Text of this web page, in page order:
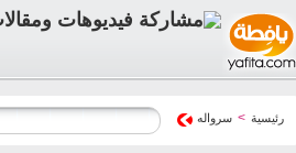
رئيسية > سرواله